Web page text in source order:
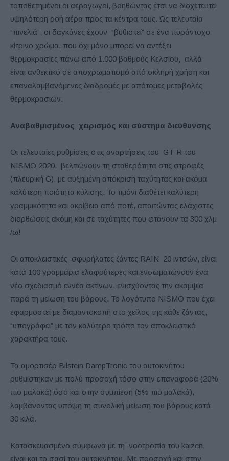
τοποθετημένοι οι αεραγωγοί, βοηθώντας έτσι να διοχετευτεί
υψηλότερη ροή αέρα προς τα κέντρα τους. Ως τελευταία
“πινελιά”, οι δαγκάνες έχουν “βυθιστεί” σε ένα πυράντοχο
κίτρινο χρώμα, που όχι μόνο μπορεί να αντέξει
θερμοκρασίες πάνω από 1.000 βαθμούς Κελσίου, αλλά
είναι ανθεκτικό σε αποχρωματισμό από σκληρή χρήση και
επαναλαμβανόμενες διαδρομές με απότομες μεταβολές
θερμοκρασιών.
Αναβαθμισμένος χειρισμός και σύστημα διεύθυνσης
Οι τελευταίες ρυθμίσεις στις αναρτήσεις του GT-R του
NISMO 2020, βελτιώνουν τη σταθερότητα στις στροφές
(πλευρική G), με αυξημένη απόκριση ταχύτητας και ακόμα
καλύτερη ποιότητα κύλισης. Το τιμόνι διαθέτει καλύτερη
γραμμικότητα και ακρίβεια από ποτέ, απαιτώντας ελάχιστες
διορθώσεις ακόμη και σε ταχύτητες που φτάνουν τα 300 χλμ
/ω!
Οι αποκλειστικές σφυρήλατες ζάντες RAIN 20 ιντσών, είναι
κατά 100 γραμμάρια ελαφρύτερες και ενσωματώνουν ένα
νέο σχεδιασμό εννέα ακτίνων, ενισχύοντας την ακαμψία
παρά τη μείωση του βάρους. Το λογότυπο NISMO που έχει
εφαρμοστεί με διαμαντοκοπή στο χείλος της κάθε ζάντας,
“υπογράφει” με τον καλύτερο τρόπο τον αποκλειστικό
χαρακτήρα τους.
Τα αμορτισέρ Bilstein DampTronic του αυτοκινήτου
ρυθμίστηκαν με πολύ προσοχή τόσο στην επαναφορά (20%
πιο μαλακά) όσο και στην συμπίεση (5% πιο μαλακά),
λαμβάνοντας υπόψη τη συνολική μείωση του βάρους κατά
30 κιλά.
Κατασκευασμένο σύμφωνα με τη νοοτροπία του kaizen,
είναι και το σασί του αυτοκινήτου. Με προσοχή και στην